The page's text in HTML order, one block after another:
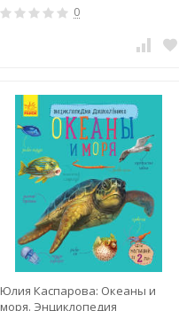
0
Юлия Каспарова: Океаны и
моря. Энциклопедия